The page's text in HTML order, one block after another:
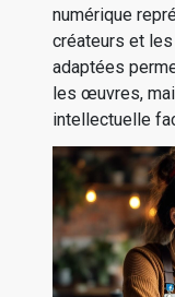
numérique
créateurs et
adaptées
les œuvres,
intellectuelle